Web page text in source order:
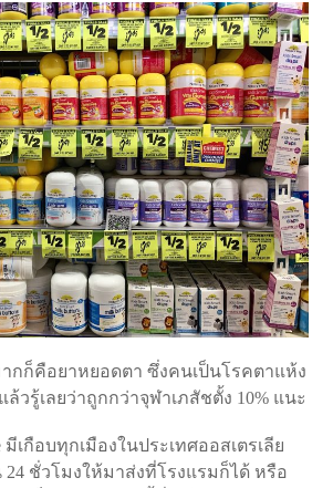
กก็คือยาหยอดตา ซึ่งคนเป็นโรคตาแห้ง
วรู้เลยว่าถูกกว่าจุฬาเภสัชตั้ง 10% แนะ
มีเกือบทุกเมืองในประเทศออสเตรเลีย
ชั่วโมงให้มาส่งที่โรงแรมก็ได้ หรือ